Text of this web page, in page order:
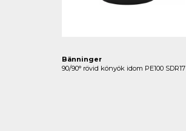
Bänninger
90/90° rövid könyök idom PE100 SDR17